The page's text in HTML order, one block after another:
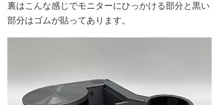
裏はこんな感じでモニターにひっかける部分と黒い
部分はゴムが貼ってあります。